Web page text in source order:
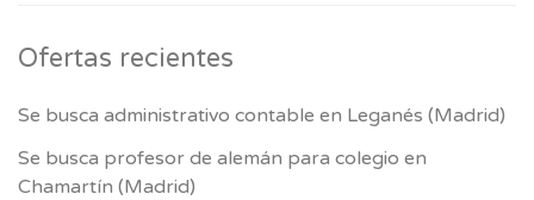
Ofertas recientes
Se busca administrativo contable en Leganés (Madrid)
Se busca profesor de alemán para colegio en
Chamartín (Madrid)